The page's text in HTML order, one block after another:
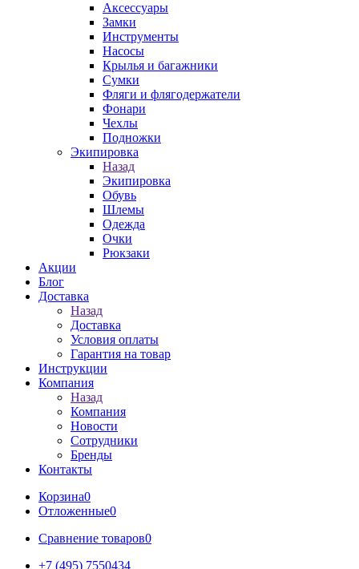
Аксессуары
Замки
Инструменты
Насосы
Крылья и багажники
Сумки
Фляги и флягодержатели
Фонари
Чехлы
Подножки
Экипировка
Назад
Экипировка
Обувь
Шлемы
Одежда
Очки
Рюкзаки
Акции
Блог
Доставка
Назад
Доставка
Условия оплаты
Гарантия на товар
Инструкции
Компания
Назад
Компания
Новости
Сотрудники
Бренды
Контакты
Корзина0
Отложенные0
Сравнение товаров0
+7 (495) 7550434